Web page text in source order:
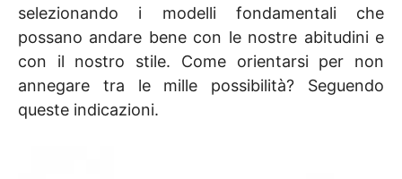
selezionando i modelli fondamentali che
possano andare bene con le nostre abitudini e
con il nostro stile. Come orientarsi per non
annegare tra le mille possibilità? Seguendo
queste indicazioni.